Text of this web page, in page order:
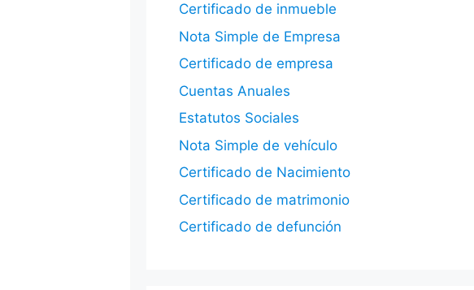
Certificado de inmueble
Nota Simple de Empresa
Certificado de empresa
Cuentas Anuales
Estatutos Sociales
Nota Simple de vehículo
Certificado de Nacimiento
Certificado de matrimonio
Certificado de defunción